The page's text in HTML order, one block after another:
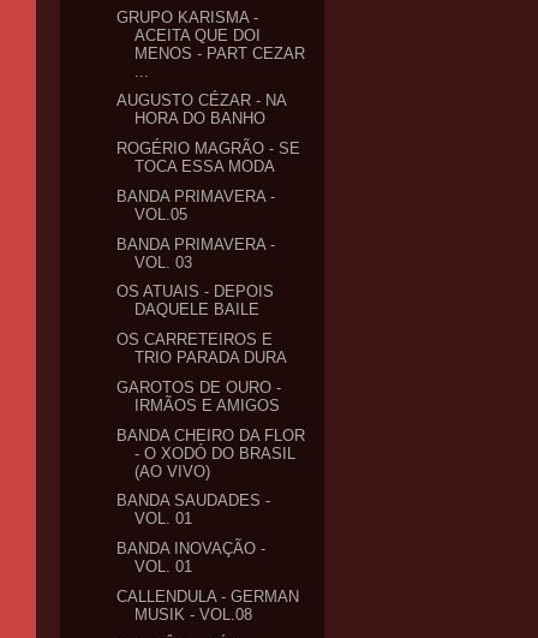
GRUPO KARISMA -
ACEITA QUE DOI
MENOS - PART CEZAR
AUGUSTO CÉZAR - NA
HORA DO BANHO
ROGÉRIO MAGRÃO - SE
TOCA ESSA MODA
BANDA PRIMAVERA -
VOL.05
BANDA PRIMAVERA -
VOL. 03
OS ATUAIS - DEPOIS
DAQUELE BAILE
OS CARRETEIROS E
TRIO PARADA DURA
GAROTOS DE OURO -
IRMÃOS E AMIGOS
BANDA CHEIRO DA FLOR
- O XODÓ DO BRASIL
(AO VIVO)
BANDA SAUDADES -
VOL. 01
BANDA INOVAÇÃO -
VOL. 01
CALLENDULA - GERMAN
MUSIK - VOL.08